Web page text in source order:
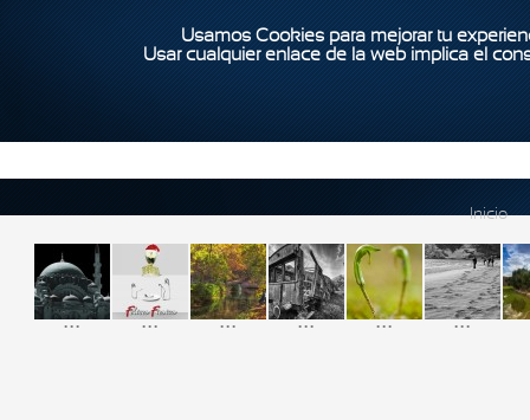
Usamos Cookies para mejorar tu
Usar cualquier enlace de la web implica el
Inicio
... ... ... ... ... ...